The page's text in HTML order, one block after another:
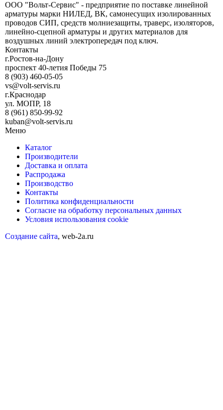
ООО "Вольт-Сервис" - предприятие по поставке линейной
арматуры марки НИЛЕД, ВК, самонесущих изолированных
проводов СИП, средств молниезащиты, траверс, изоляторов,
линейно-сцепной арматуры и других материалов для
воздушных линий электропередач под ключ.
Контакты
г.Ростов-на-Дону
проспект 40-летия Победы 75
8 (903) 460-05-05
vs@volt-servis.ru
г.Краснодар
ул. МОПР, 18
8 (961) 850-99-92
kuban@volt-servis.ru
Меню
Каталог
Производители
Доставка и оплата
Распродажа
Производство
Контакты
Политика конфиденциальности
Согласие на обработку персональных данных
Условия использования cookie
Создание сайта, web-2a.ru